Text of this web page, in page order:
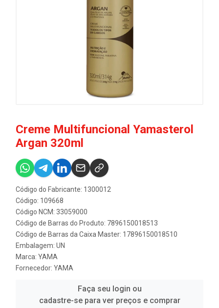
Creme Multifuncional Yamasterol
Argan 320ml
Código do Fabricante: 1300012
Código: 109668
Código NCM: 33059000
Código de Barras do Produto: 7896150018513
Código de Barras da Caixa Master: 17896150018510
Embalagem: UN
Marca: YAMA
Fornecedor: YAMA
Faça seu login ou
cadastre-se para ver preços e comprar